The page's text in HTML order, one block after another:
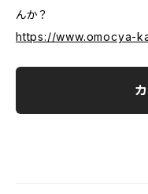
んか？
https://www.omocya-